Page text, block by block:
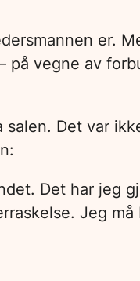
er.
vegne av
Det var
Det har jeg
Jeg